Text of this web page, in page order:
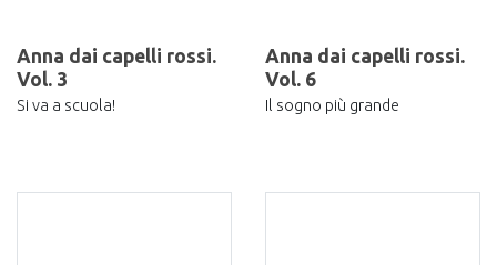
Anna dai capelli rossi.
Vol. 3
Si va a scuola!
Anna dai capelli rossi.
Vol. 6
Il sogno più grande